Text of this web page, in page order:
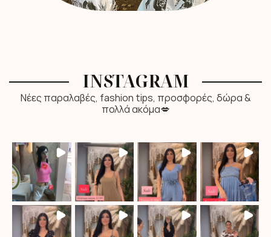
INSTAGRAM
Νέες παραλαβές, fashion tips, προσφορές, δώρα &
πολλά ακόμα💋